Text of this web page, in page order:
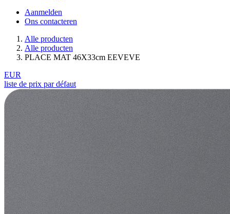
Aanmelden
Ons contacteren
Alle producten
Alle producten
PLACE MAT 46X33cm EEVEVE
EUR
liste de prix par défaut